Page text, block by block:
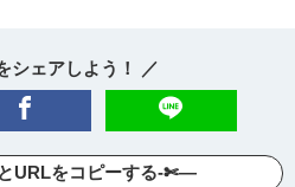
シェアしよう！ ／
URLをコピーする-✄—